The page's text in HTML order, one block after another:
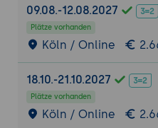
Umgebung.
und Bedeutung.
09.08.-12.08.2027
Plätze vorhanden
Köln / Online
18.10.-21.10.2027
Plätze vorhanden
Köln / Online